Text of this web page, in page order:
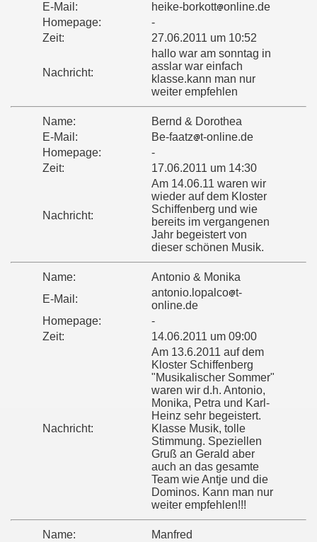
E-Mail:
heike-borkott online.de
Homepage:
-
Zeit:
27.06.2011 um 10:52
Nachricht:
hallo war am sonntag in
asslar war einfach
klasse.kann man nur
weiter empfehlen
Name:
Bernd & Dorothea
E-Mail:
Be-faatz
t-online.de
Homepage:
-
Zeit:
17.06.2011 um 14:30
Nachricht:
Am 14.06.11 waren wir
wieder auf dem Kloster
Schiffenberg und wie
bereits im vergangenen
Jahr begeistert von
dieser schönen Musik.
Name:
Antonio & Monika
E-Mail:
antonio.lopalco t-
online.de
Homepage:
-
Zeit:
14.06.2011 um 09:00
Nachricht:
Am 13.6.2011 auf dem
Kloster Schiffenberg
"Musikalischer Sommer"
waren wir d.h. Antonio,
Monika, Petra und Karl-
Heinz sehr begeistert.
Klasse Musik, tolle
Stimmung. Speziellen
Gruß an Gerald aber
auch an das gesamte
Team wie Antje und die
Dominos. Kann man nur
weiter empfehlen!!!
Name:
Manfred